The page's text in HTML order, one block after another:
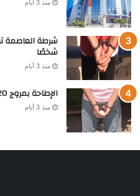
منذ 3 أيام
شخصًا
منذ 3 أيام
الإطاحة بمروج 420 كبسولة مهلوسة بالمسيلة
منذ 3 أيام